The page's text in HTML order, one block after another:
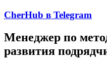
CherHub в Telegram
Менеджер по
развития